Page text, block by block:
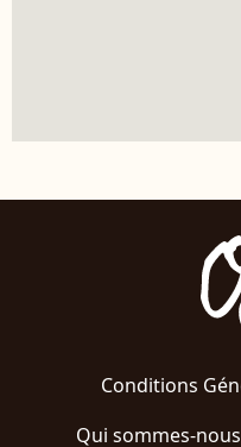
Conditions
Qui sommes-